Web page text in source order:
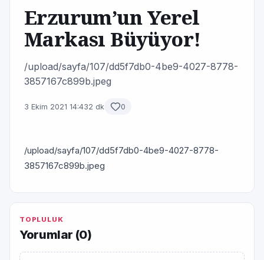
Erzurum’un Yerel
Markası Büyüyor!
/upload/sayfa/107/dd5f7db0-4be9-4027-8778-
3857167c899b.jpeg
3 Ekim 2021 14:432 dk 0
/upload/sayfa/107/dd5f7db0-4be9-4027-8778-
3857167c899b.jpeg
TOPLULUK
Yorumlar (0)